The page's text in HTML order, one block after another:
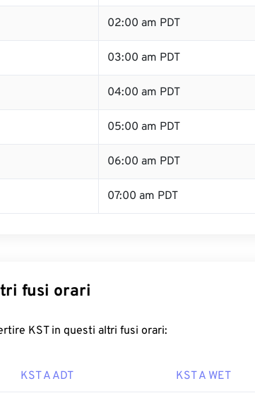
02:00 am PDT
03:00 am PDT
04:00 am PDT
05:00 am PDT
06:00 am PDT
07:00 am PDT
fusi orari
KST in questi altri fusi orari:
KST A ADT KST A WET